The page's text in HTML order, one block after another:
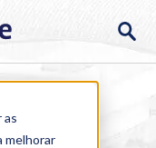
as
melhorar